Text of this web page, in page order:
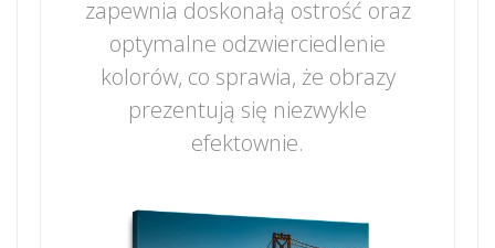
zapewnia doskonałą ostrość oraz
optymalne odzwierciedlenie
kolorów, co sprawia, że obrazy
prezentują się niezwykle
efektownie.